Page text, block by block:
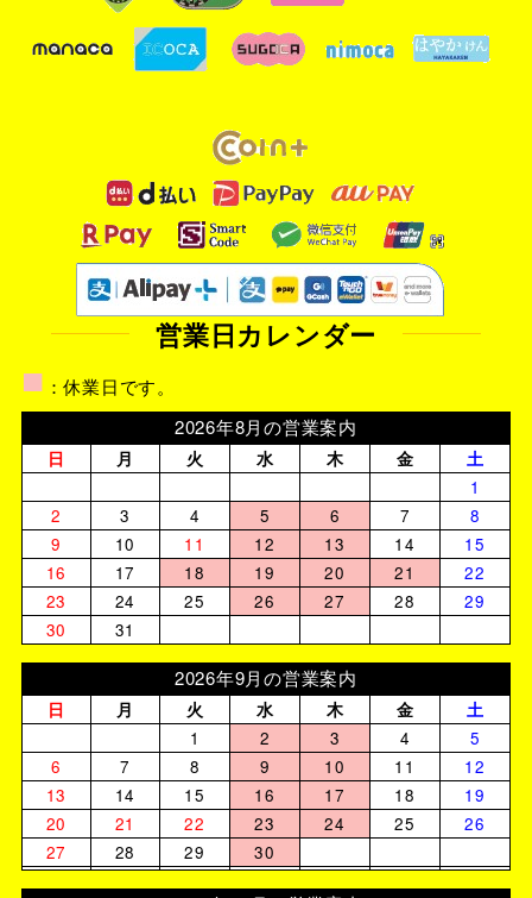
営業日カレンダー
■ ：休業日です。
2026年8月の営業案内
日 月 火 水 木 金
土
1
2
3 4 5 6 7
8
9
10 11 12 13 14
15
16
17 18 19 20 21
22
23
24 25 26 27 28
29
30
31
2026年9月の営業案内
日 月 火 水 木 金
土
1
2 3 4
5
6
7 8 9 10 11
12
13
14 15 16 17 18
19
20
21 22 23 24 25
26
27
28 29 30